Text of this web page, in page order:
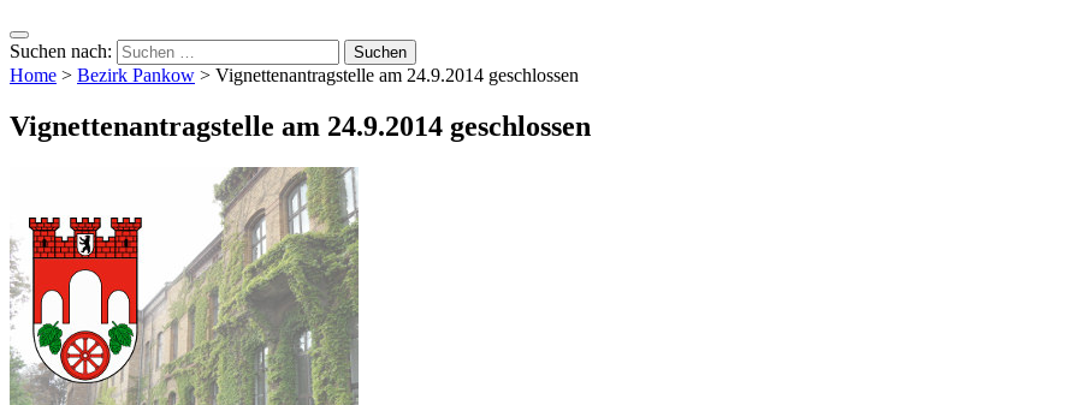
Suchen nach:
Home > Bezirk Pankow > Vignettenantragstelle am 24.9.2014 geschlossen
Vignettenantragstelle am 24.9.2014 geschlossen